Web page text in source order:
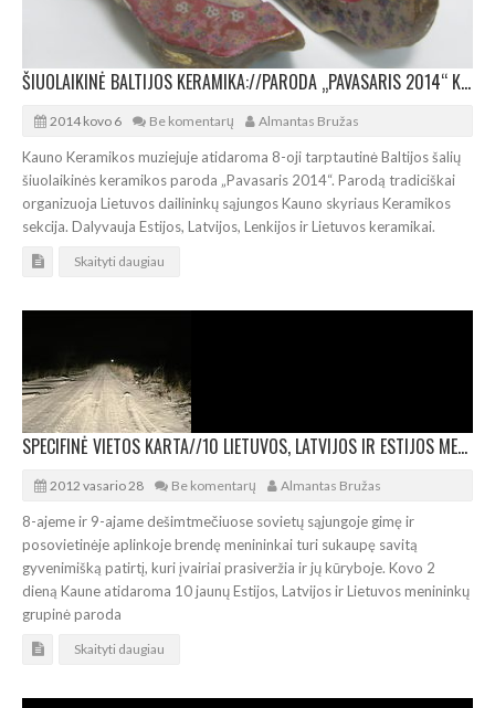
ŠIUOLAIKINĖ BALTIJOS KERAMIKA://PARODA „PAVASARIS 2014“ KAUNAS
2014 kovo 6 Be komentarų Almantas Bružas
Kauno Keramikos muziejuje atidaroma 8-oji tarptautinė Baltijos šalių
šiuolaikinės keramikos paroda „Pavasaris 2014“. Parodą tradiciškai
organizuoja Lietuvos dailininkų sąjungos Kauno skyriaus Keramikos
sekcija. Dalyvauja Estijos, Latvijos, Lenkijos ir Lietuvos keramikai.
Skaityti daugiau
SPECIFINĖ VIETOS KARTA//10 LIETUVOS, LATVIJOS IR ESTIJOS MENININKŲ PARODA KAUNE
2012 vasario 28 Be komentarų Almantas Bružas
8-ajeme ir 9-ajame dešimtmečiuose sovietų sąjungoje gimę ir
posovietinėje aplinkoje brendę menininkai turi sukaupę savitą
gyvenimišką patirtį, kuri įvairiai prasiveržia ir jų kūryboje. Kovo 2
dieną Kaune atidaroma 10 jaunų Estijos, Latvijos ir Lietuvos menininkų
grupinė paroda
Skaityti daugiau